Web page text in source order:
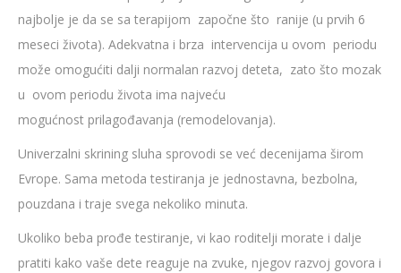
najbolje je da se sa terapijom započne što ranije (u prvih 6
meseci života). Adekvatna i brza intervencija u ovom periodu
može omogućiti dalji normalan razvoj deteta, zato što mozak
u ovom periodu života ima najveću
mogućnost prilagođavanja (remodelovanja).
Univerzalni skrining sluha sprovodi se već decenijama širom
Evrope. Sama metoda testiranja je jednostavna, bezbolna,
pouzdana i traje svega nekoliko minuta.
Ukoliko beba prođe testiranje, vi kao roditelji morate i dalje
pratiti kako vaše dete reaguje na zvuke, njegov razvoj govora i